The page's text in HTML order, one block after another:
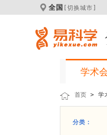
全国 [切换城市]
学术
首页 > 学
分类：